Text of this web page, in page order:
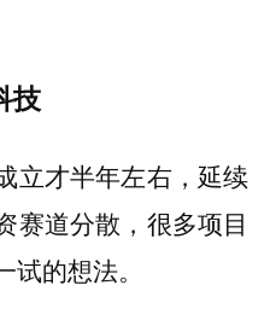
技
立才半年左右，延续
赛道分散，很多项目
的想法。